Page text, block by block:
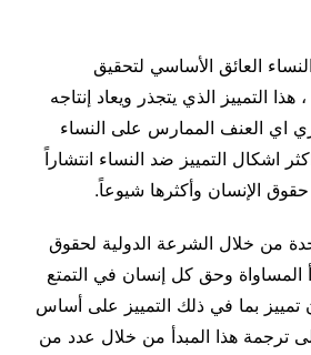
العائق الأساسي لتحقيق
التمييز الذي يتجذر ويعاد إنتاجه
اي العنف الممارس على النساء
اشكال التمييز ضد النساء انتشاراً
الإنسان وأكثرها شيوعاً.
من خلال الشرعة الدولية لحقوق
المساواة وحق كل إنسان في التمتع
تمييز بما في ذلك التمييز على أساس
ترجمة هذا المبدأ من خلال عدد من